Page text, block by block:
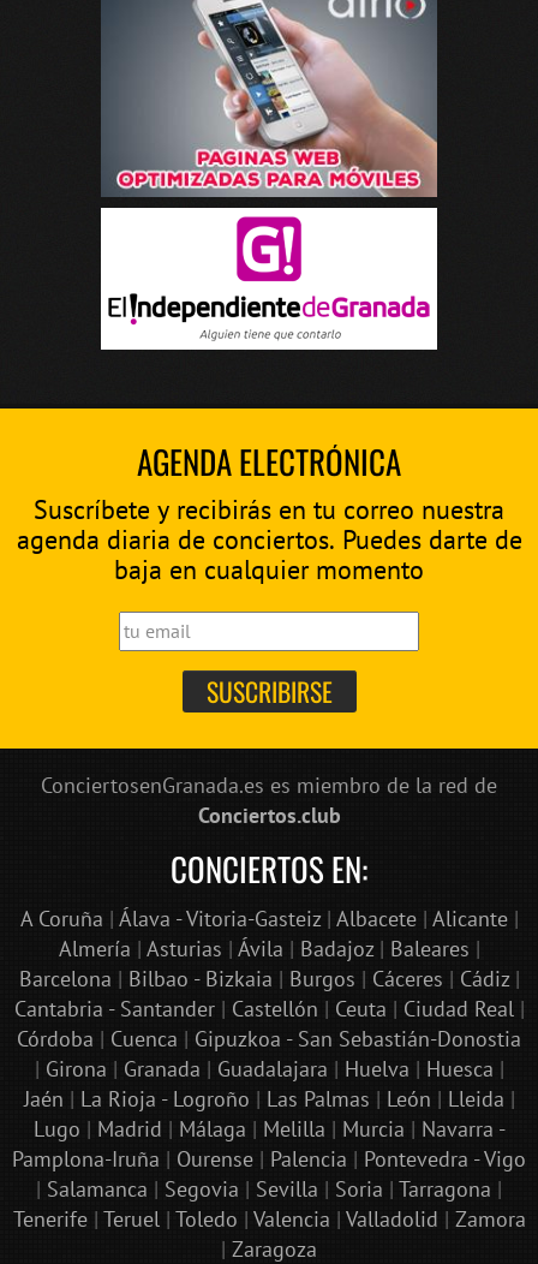
AGENDA ELECTRÓNICA
Suscríbete y recibirás en tu correo nuestra
agenda diaria de conciertos. Puedes darte de
baja en cualquier momento
ConciertosenGranada.es es miembro de la red de
Conciertos.club
CONCIERTOS EN:
A Coruña | Álava - Vitoria-Gasteiz| Albacete| Alicante|
Almería | Asturias | Ávila | Badajoz| Baleares |
Barcelona | Bilbao - Bizkaia | Burgos | Cáceres | Cádiz|
Cantabria - Santander| Castellón | Ceuta | Ciudad Real |
Córdoba | Cuenca | Gipuzkoa - San Sebastián-Donostia
| Girona | Granada | Guadalajara | Huelva | Huesca |
Jaén | La Rioja - Logroño | Las Palmas | León | Lleida |
Lugo | Madrid | Málaga | Melilla | Murcia | Navarra -
Pamplona-Iruña | Ourense | Palencia | Pontevedra - Vigo
| Salamanca | Segovia | Sevilla | Soria | Tarragona |
Tenerife| Teruel | Toledo | Valencia | Valladolid | Zamora
| Zaragoza